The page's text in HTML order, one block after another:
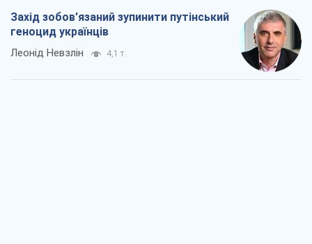
Захід зобов'язаний зупинити путінський
геноцид українців
Леонід Невзлін 4,1 т.